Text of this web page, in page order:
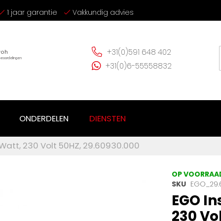
1 jaar garantie Vakkundig advies
+31(0)591 648 402
+31(0)6-55558832
ONDERDELEN DIENSTEN
230 Volt 50HZ, 29.60930.000
OP
SKU
EGO
230